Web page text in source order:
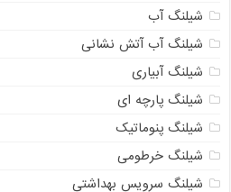
شیلنگ آب
شیلنگ آب آتش نشانی
شیلنگ آبیاری
شیلنگ پارچه ای
شیلنگ پنوماتیک
شیلنگ خرطومی
شیلنگ سرویس بهداشتی